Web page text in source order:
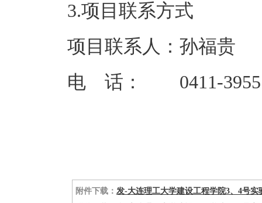
3.项目联系方式
项目联系人：孙福贵
电 话： 0411-
附件下载： 发-大连理工大学建设工程学院3、4号